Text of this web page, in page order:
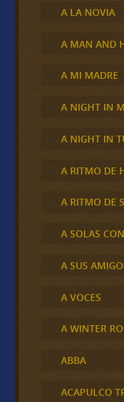
A LA NOVIA
A MAN AND
A MI MADRE
A NIGHT IN
A NIGHT IN
A RITMO DE
A RITMO DE
A SOLAS
A SUS
A VOCES
A WINTER
ABBA
ACAPULCO